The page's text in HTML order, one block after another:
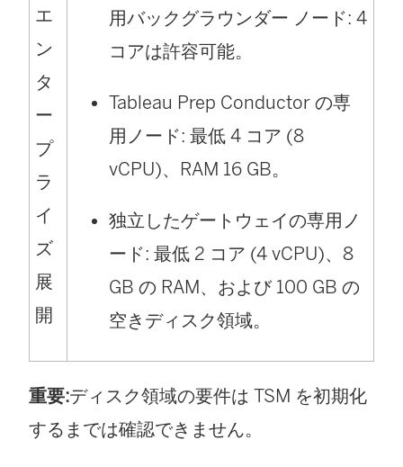
エ
ン
タ
ー
プ
ラ
イ
ズ
展
開
用バックグラウンダー ノード: 4
コアは許容可能。
Tableau Prep Conductor の専
用ノード: 最低 4 コア (8
vCPU)、RAM 16 GB。
独立したゲートウェイの専用ノ
ード: 最低 2 コア (4 vCPU)、8
GB の RAM、および 100 GB の
空きディスク領域。
重要:ディスク領域の要件は TSM を初期化
するまでは確認できません。